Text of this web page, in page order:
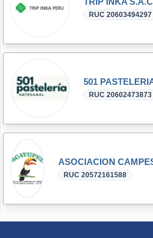
RUC 20603494297
RUC 20602473873
RUC 20572161588